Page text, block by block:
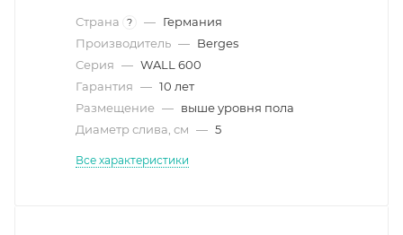
Страна ? — Германия
Производитель — Berges
Серия — WALL 600
Гарантия — 10 лет
Размещение — выше уровня пола
Диаметр слива, см — 5
Все характеристики